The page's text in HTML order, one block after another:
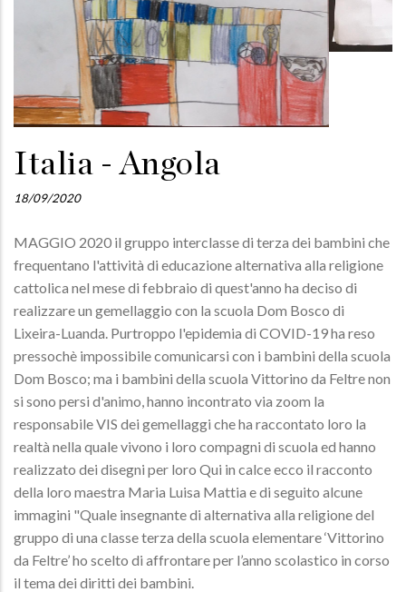
Italia - Angola
18/09/2020
MAGGIO 2020 il gruppo interclasse di terza dei bambini che
frequentano l'attività di educazione alternativa alla religione
cattolica nel mese di febbraio di quest'anno ha deciso di
realizzare un gemellaggio con la scuola Dom Bosco di
Lixeira-Luanda. Purtroppo l'epidemia di COVID-19 ha reso
pressochè impossibile comunicarsi con i bambini della scuola
Dom Bosco; ma i bambini della scuola Vittorino da Feltre non
si sono persi d'animo, hanno incontrato via zoom la
responsabile VIS dei gemellaggi che ha raccontato loro la
realtà nella quale vivono i loro compagni di scuola ed hanno
realizzato dei disegni per loro Qui in calce ecco il racconto
della loro maestra Maria Luisa Mattia e di seguito alcune
immagini "Quale insegnante di alternativa alla religione del
gruppo di una classe terza della scuola elementare ‘Vittorino
da Feltre’ ho scelto di affrontare per l’anno scolastico in corso
il tema dei diritti dei bambini.